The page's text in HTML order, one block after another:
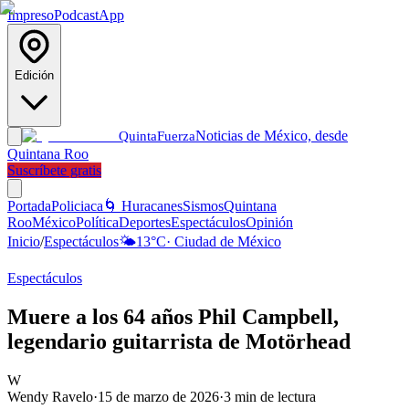
ImpresoPodcastApp
Edición
QuintaFuerzaNoticias de México, desde
Quintana Roo
Suscríbete gratis
PortadaPoliciaca 🌀 HuracanesSismosQuintana
RooMéxicoPolíticaDeportesEspectáculosOpinión
Inicio/Espectáculos🌤️13°C· Ciudad de México
Espectáculos
Muere a los 64 años Phil Campbell,
legendario guitarrista de Motörhead
W
Wendy Ravelo·15 de marzo de 2026·3 min de lectura